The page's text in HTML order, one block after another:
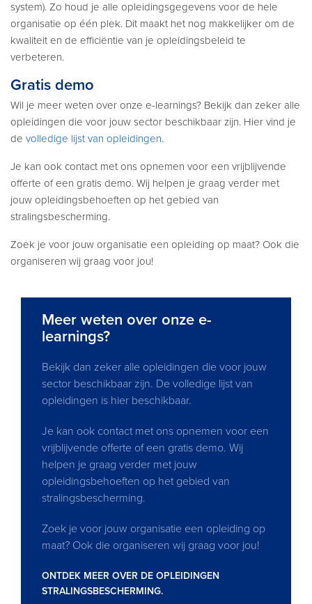
system). Zo houd je alle opleidingsgegevens voor de hele
organisatie op één plek. Dit maakt het nog makkelijker om de
kwaliteit en de efficiëntie van je opleidingsbeleid te
verbeteren.
Gratis demo
Wil je meer weten over onze e-learnings? Bekijk dan zeker alle
opleidingen die voor jouw sector beschikbaar zijn. Hier vind je
de volledige lijst van opleidingen.
Je kan ook contact met ons opnemen voor een vrijblijvende
offerte of een gratis demo. Wij helpen je graag verder met
jouw opleidingsbehoeften op het gebied van
stralingsbescherming.
Zoek je voor jouw organisatie een opleiding op maat? Ook die
organiseren wij graag voor jou!
Meer weten over onze e-
learnings?
Bekijk dan zeker alle opleidingen die voor jouw
sector beschikbaar zijn. De volledige lijst van
opleidingen is hier beschikbaar.
Je kan ook contact met ons opnemen voor een
vrijblijvende offerte of een gratis demo. Wij
helpen je graag verder met jouw
opleidingsbehoeften op het gebied van
stralingsbescherming.
Zoek je voor jouw organisatie een opleiding op
maat? Ook die organiseren wij graag voor jou!
ONTDEK MEER OVER DE OPLEIDINGEN
STRALINGSBESCHERMING.